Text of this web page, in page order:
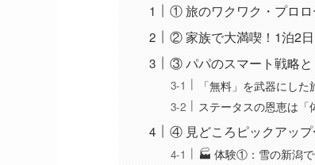
① 旅のワクワク・プロ
② 家族で大満喫！1泊2
③ パパのスマート戦略と
「無料」を武器にした
ステータスの恩恵は「
④ 見どころピックアッ
🏭 体験①：雪の新潟